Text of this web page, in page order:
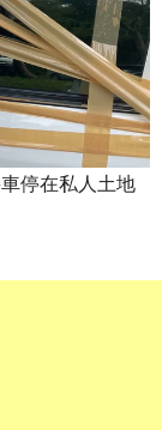
停在私人土地